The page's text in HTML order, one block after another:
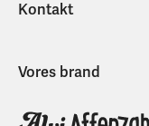
Kontakt
Vores brand